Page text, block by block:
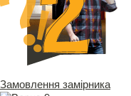
Замовлення замірника